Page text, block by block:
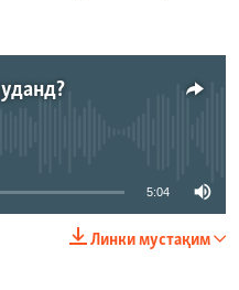
намекунад
5:04
Линки мустақим